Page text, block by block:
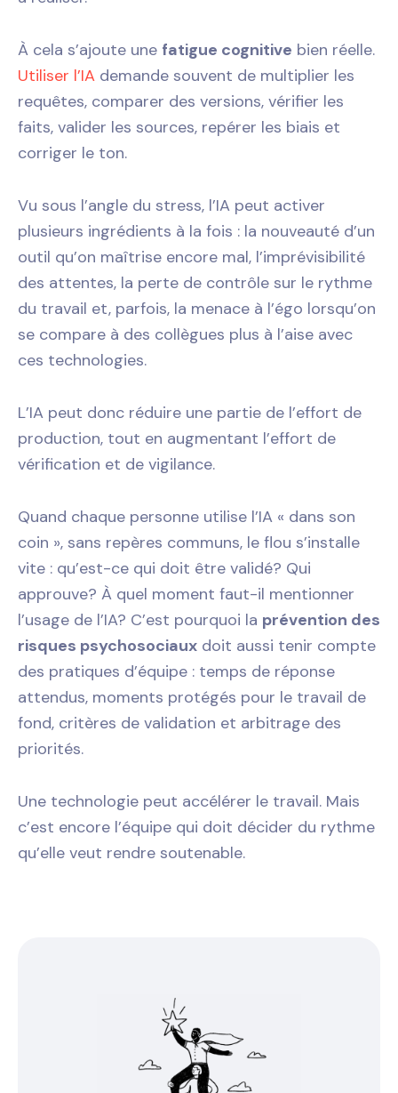
À cela s’ajoute une fatigue cognitive bien réelle.
Utiliser l’IA demande souvent de multiplier les
requêtes, comparer des versions, vérifier les
faits, valider les sources, repérer les biais et
corriger le ton.
Vu sous l’angle du stress, l’IA peut activer
plusieurs ingrédients à la fois : la nouveauté d’un
outil qu’on maîtrise encore mal, l’imprévisibilité
des attentes, la perte de contrôle sur le rythme
du travail et, parfois, la menace à l’égo lorsqu’on
se compare à des collègues plus à l’aise avec
ces technologies.
L’IA peut donc réduire une partie de l’effort de
production, tout en augmentant l’effort de
vérification et de vigilance.
Quand chaque personne utilise l’IA « dans son
coin », sans repères communs, le flou s’installe
vite : qu’est-ce qui doit être validé? Qui
approuve? À quel moment faut-il mentionner
l’usage de l’IA? C’est pourquoi la prévention des
risques psychosociaux doit aussi tenir compte
des pratiques d’équipe : temps de réponse
attendus, moments protégés pour le travail de
fond, critères de validation et arbitrage des
priorités.
Une technologie peut accélérer le travail. Mais
c’est encore l’équipe qui doit décider du rythme
qu’elle veut rendre soutenable.